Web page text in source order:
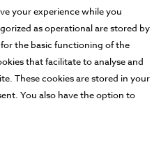
your experience while you
as operational are stored by
the basic functioning of the
that facilitate to analyse and
These cookies are stored in your
You also have the option to